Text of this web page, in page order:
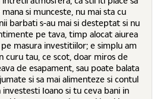
si munceste, nu mai sta cu
barbati s-au mai si desteptat si nu
pe tava, timp alocat aiurea
masura investitiilor; e simplu am
curu tau, ce scot, doar miros de
de esapament, sau poate balata
si sa mai alimenteze si contul
Ioano si tu ceva bani in